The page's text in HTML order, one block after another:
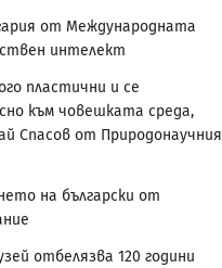
от Международната
интелект
пластични и се
към човешката среда,
Спасов от Природонаучния
на български от
отбелязва 120 години